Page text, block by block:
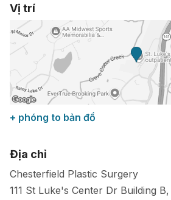
Vị trí
+ phóng to bản đồ
Địa chỉ
Chesterfield Plastic Surgery
111 St Luke's Center Dr Building